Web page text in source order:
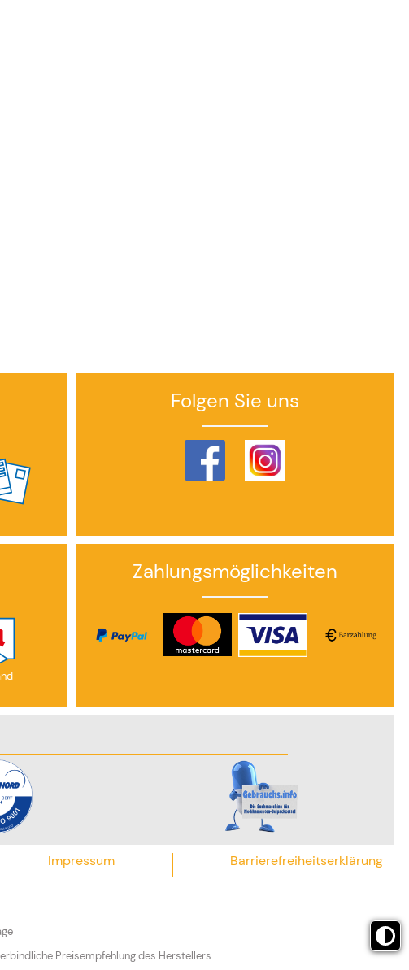
Folgen Sie uns
Zahlungsmöglichkeiten
Impressum Barrierefreiheitserklärung
Preisempfehlung des Herstellers.